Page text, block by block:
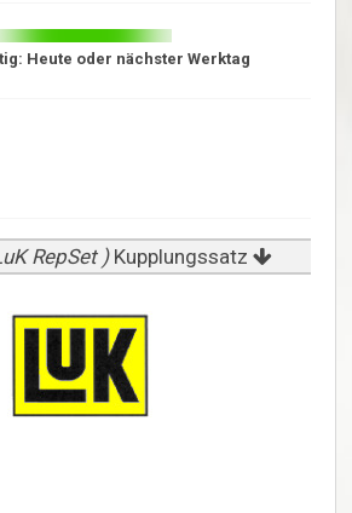
Heute oder nächster Werktag
RepSet )Kupplungssatz